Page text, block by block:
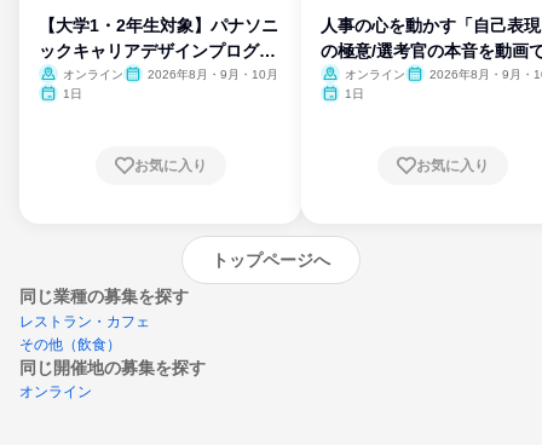
【大学1・2年生対象】パナソニ
ックキャリアデザインプログラ
ム
オンライン
2026年8月・9月・10月
1日
お気に入り
人事の心を動かす「自己表
の極意/選考官の本音を動画
開
オンライン
2026年8月・9月・
1日
お気に入り
トップページへ
同じ業種の募集を探す
レストラン・カフェ
その他（飲食）
同じ開催地の募集を探す
オンライン